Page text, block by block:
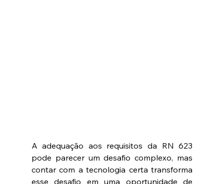
A adequação aos requisitos da RN 623
pode parecer um desafio complexo, mas
contar com a tecnologia certa transforma
esse desafio em uma oportunidade de